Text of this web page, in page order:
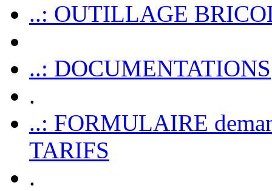
..: OUTILLAGE
..: DOCUMENTATIONS
.
..: FORMULAIRE
TARIFS
.